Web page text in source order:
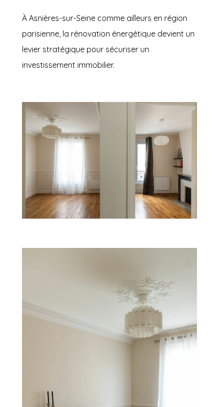
À Asnières-sur-Seine comme ailleurs en région
parisienne, la rénovation énergétique devient un
levier stratégique pour sécuriser un
investissement immobilier.